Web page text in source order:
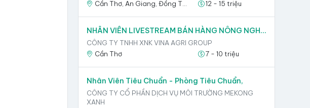
Cần Thơ, An Giang, Đồng Tháp, Kiên Giang, Tiền Giang, Long An
12 - 15 triệu
NHÂN VIÊN LIVESTREAM BÁN HÀNG NÔNG NGHIỆP,
CÔNG TY TNHH XNK VINA AGRI GROUP
Cần Thơ
7 - 10 triệu
Nhân Viên Tiêu Chuẩn - Phòng Tiêu Chuẩn,
CÔNG TY CỔ PHẦN DỊCH VỤ MÔI TRƯỜNG MEKONG
XANH